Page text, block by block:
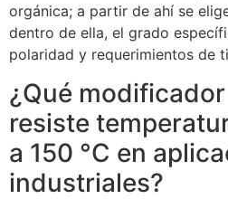
orgánica; a partir de ahí se
dentro de ella, el grado
polaridad y requerimientos de
¿Qué
resiste
a 150 °C en
industriales?